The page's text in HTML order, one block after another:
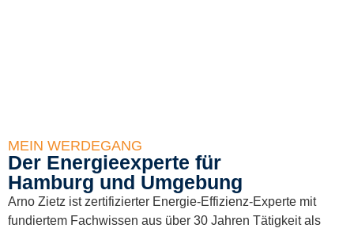
MEIN WERDEGANG
Der Energieexperte für
Hamburg und Umgebung
Arno Zietz ist zertifizierter Energie-Effizienz-Experte mit
fundiertem Fachwissen aus über 30 Jahren Tätigkeit als